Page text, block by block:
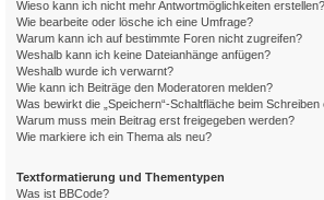
Wieso kann ich nicht mehr Antwortmöglichkeiten erstellen?
Wie bearbeite oder lösche ich eine Umfrage?
Warum kann ich auf bestimmte Foren nicht zugreifen?
Weshalb kann ich keine Dateianhänge anfügen?
Weshalb wurde ich verwarnt?
Wie kann ich Beiträge den Moderatoren melden?
Was bewirkt die „Speichern“-Schaltfläche beim
Warum muss mein Beitrag erst freigegeben werden?
Wie markiere ich ein Thema als neu?
Textformatierung und Thementypen
Was ist BBCode?